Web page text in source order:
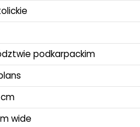
podkarpackim
wide